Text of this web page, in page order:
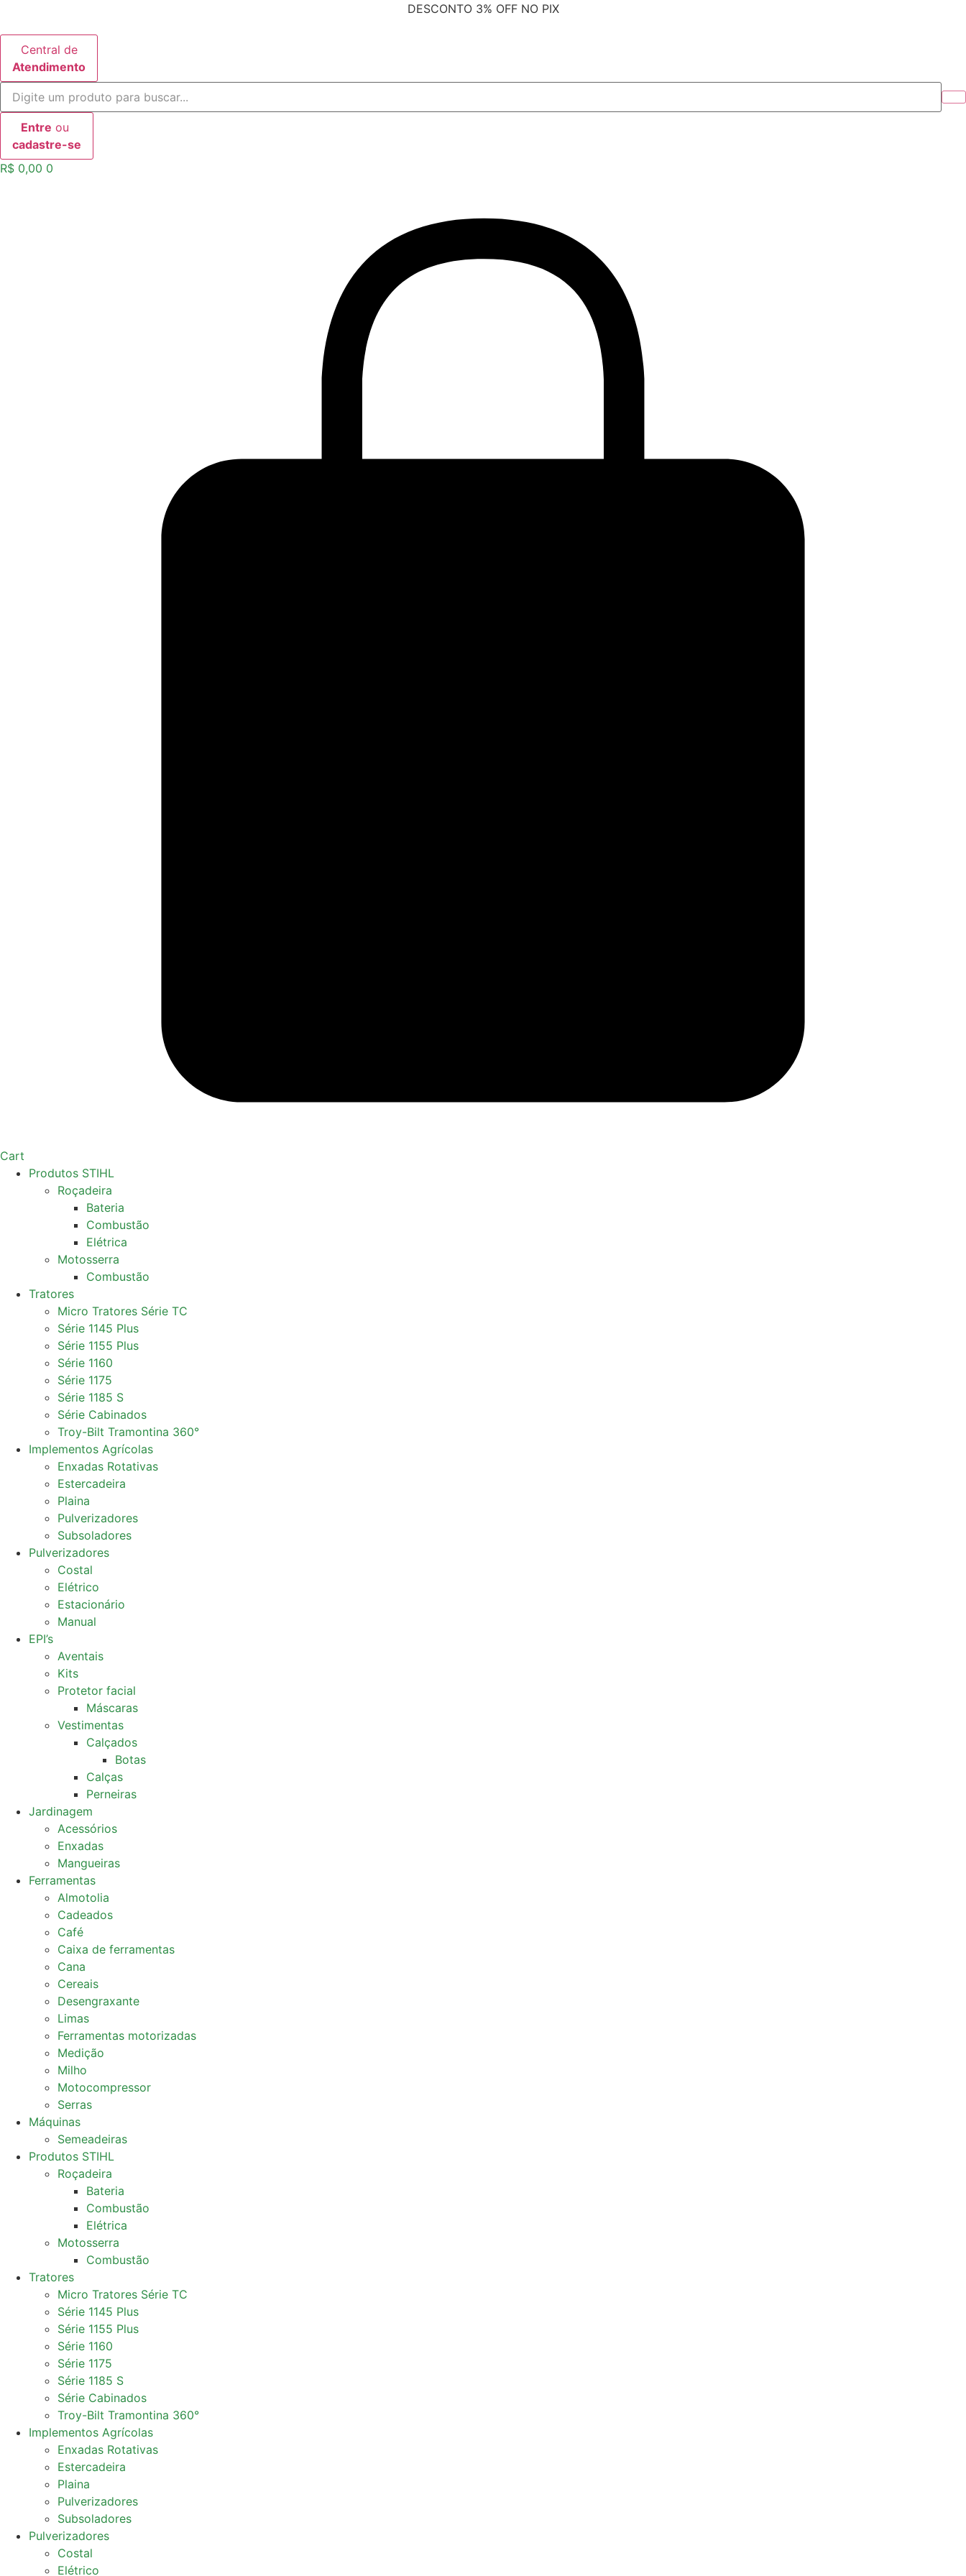
conteúdo
DESCONTO 3% OFF NO PIX
Central de
Atendimento
Entre ou
cadastre-se
R$ 0,00 0
Cart
Produtos STIHL
Roçadeira
Bateria
Combustão
Elétrica
Motosserra
Combustão
Tratores
Micro Tratores Série TC
Série 1145 Plus
Série 1155 Plus
Série 1160
Série 1175
Série 1185 S
Série Cabinados
Troy-Bilt Tramontina 360°
Implementos Agrícolas
Enxadas Rotativas
Estercadeira
Plaina
Pulverizadores
Subsoladores
Pulverizadores
Costal
Elétrico
Estacionário
Manual
EPI’s
Aventais
Kits
Protetor facial
Máscaras
Vestimentas
Calçados
Botas
Calças
Perneiras
Jardinagem
Acessórios
Enxadas
Mangueiras
Ferramentas
Almotolia
Cadeados
Café
Caixa de ferramentas
Cana
Cereais
Desengraxante
Limas
Ferramentas motorizadas
Medição
Milho
Motocompressor
Serras
Máquinas
Semeadeiras
Produtos STIHL
Roçadeira
Bateria
Combustão
Elétrica
Motosserra
Combustão
Tratores
Micro Tratores Série TC
Série 1145 Plus
Série 1155 Plus
Série 1160
Série 1175
Série 1185 S
Série Cabinados
Troy-Bilt Tramontina 360°
Implementos Agrícolas
Enxadas Rotativas
Estercadeira
Plaina
Pulverizadores
Subsoladores
Pulverizadores
Costal
Elétrico